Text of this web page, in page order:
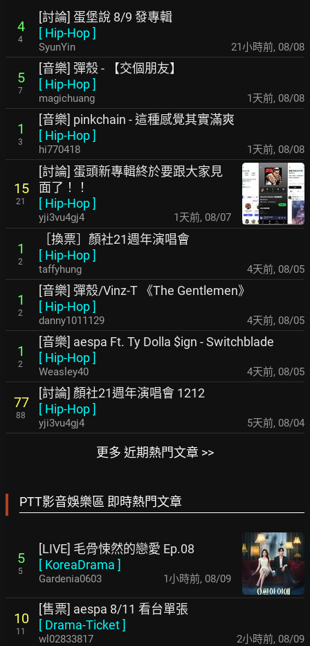
4
4
[討論] 蛋堡說 8/9 發專輯
[ Hip-Hop]
SyunYin 21小時前, 08/08
5
7
[音樂] 彈殼 - 【交個朋友】
[ Hip-Hop]
magichuang 1天前, 08/08
1
3
[音樂] pinkchain - 這種感覺其實滿爽
[ Hip-Hop]
hi770418 1天前, 08/08
15
21
[討論] 蛋頭新專輯終於要跟大家見
面了！！
[ Hip-Hop]
yji3vu4gj4 1天前, 08/07
1
2
［換票］顏社21週年演唱會
[ Hip-Hop]
taffyhung 4天前, 08/05
1
2
[音樂] 彈殼/Vinz-T 《The Gentlemen》
[ Hip-Hop]
danny1011129 4天前, 08/05
1
2
[音樂] aespa Ft. Ty Dolla $ign - Switchblade
[ Hip-Hop]
Weasley40 4天前, 08/05
77
88
[討論] 顏社21週年演唱會 1212
[ Hip-Hop]
yji3vu4gj4 5天前, 08/04
更多 近期熱門文章 >>
PTT影音娛樂區 即時熱門文章
5
5
[LIVE] 毛骨悚然的戀愛 Ep.08
[ KoreaDrama ]
Gardenia0603 1小時前, 08/09
10
11
[售票] aespa 8/11 看台單張
[ Drama-Ticket]
wl02833817 2小時前, 08/09